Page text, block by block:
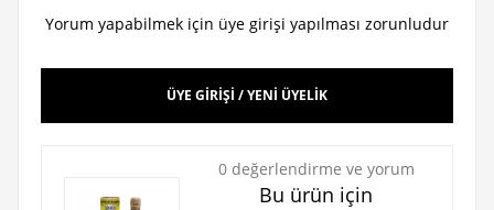
Yorum yapabilmek için üye girişi yapılması zorunludur
ÜYE GİRİŞİ / YENİ ÜYELİK
0 değerlendirme ve yorum
Bu ürün için